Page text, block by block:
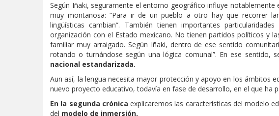
Según Iñaki, seguramente el entorno geográfico influye
muy montañosa: “Para ir de un pueblo a otro hay que recorrer
lingüísticas cambian”. También tienen importantes
organización con el Estado mexicano. No tienen partidos políticos y
familiar muy arraigado. Según Iñaki, dentro de ese sentido
rotando o turnándose según una lógica comunal”. En ese sentido,
nacional estandarizada.
Aun así, la lengua necesita mayor protección y apoyo en los ámbitos
nuevo proyecto educativo, todavía en fase de desarrollo, en el que ha
En la segunda crónica explicaremos las características del modelo
del modelo de inmersión.